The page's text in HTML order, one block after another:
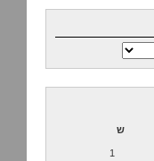
ש
1